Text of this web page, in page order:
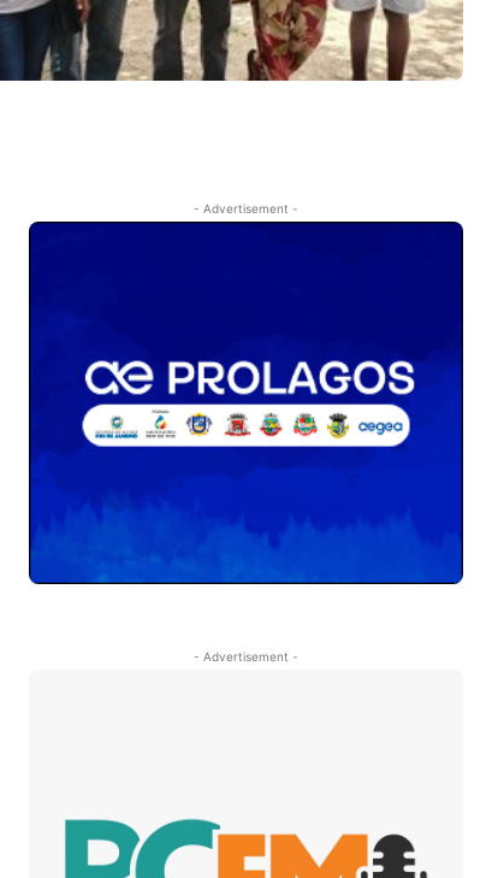
- Advertisement -
- Advertisement -